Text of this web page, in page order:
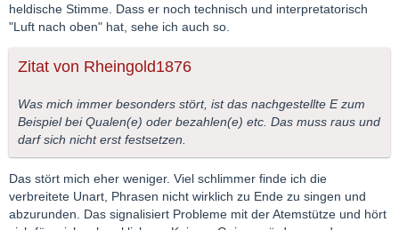
heldische Stimme. Dass er noch technisch und interpretatorisch
"Luft nach oben" hat, sehe ich auch so.
Zitat von Rheingold1876
Was mich immer besonders stört, ist das nachgestellte E zum
Beispiel bei Qualen(e) oder bezahlen(e) etc. Das muss raus und
darf sich nicht erst festsetzen.
Das stört mich eher weniger. Viel schlimmer finde ich die
verbreitete Unart, Phrasen nicht wirklich zu Ende zu singen und
abzurunden. Das signalisiert Probleme mit der Atemstütze und hört